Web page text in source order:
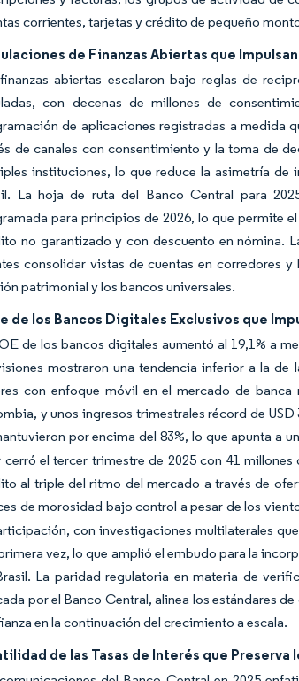
corrientes, tarjetas y crédito de pequeño
de Finanzas Abiertas que
abiertas escalaron bajo reglas de
con decenas de millones de
de aplicaciones registradas a medida
de canales con consentimiento y la toma de
instituciones, lo que reduce la asimetría
La hoja de ruta del Banco Central para
para principios de 2026, lo que permite
no garantizado y con descuento en nómina.
consolidar vistas de cuentas en corredores
patrimonial y los bancos universales.
de los Bancos Digitales Exclusivos que
de los bancos digitales aumentó al 19,1% a
mostraron una tendencia inferior a la de
con enfoque móvil en el mercado de
y unos ingresos trimestrales récord de
por encima del 83%, lo que apunta a
cerró el tercer trimestre de 2025 con 41
al triple del ritmo del mercado a través de
de morosidad bajo control a pesar de los
con investigaciones multilaterales
vez, lo que amplió el embudo para la
La paridad regulatoria en materia de
por el Banco Central, alinea los estándares
en la continuación del crecimiento a escala.
de las Tasas de Interés que